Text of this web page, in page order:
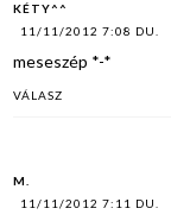
KÉTY^^
11/11/2012 7:08 DU.
meseszép *-*
VÁLASZ
M.
11/11/2012 7:11 DU.